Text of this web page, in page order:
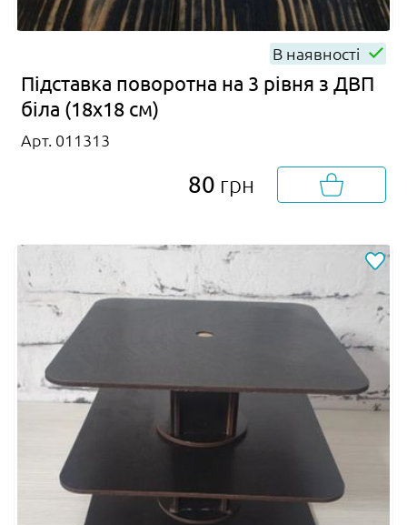
В наявності
Підставка поворотна на 3 рівня з ДВП
біла (18х18 см)
Арт. 011313
80 грн